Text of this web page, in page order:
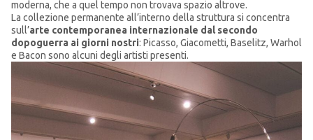
moderna, che a quel tempo non trovava spazio altrove.
La collezione permanente all’interno della struttura si concentra
sull’arte contemporanea internazionale dal secondo
dopoguerra ai giorni nostri: Picasso, Giacometti, Baselitz, Warhol
e Bacon sono alcuni degli artisti presenti.